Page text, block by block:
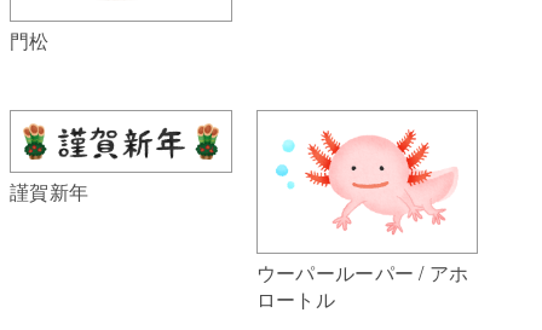
門松
謹賀新年
ウーパールーパー / アホ
ロートル